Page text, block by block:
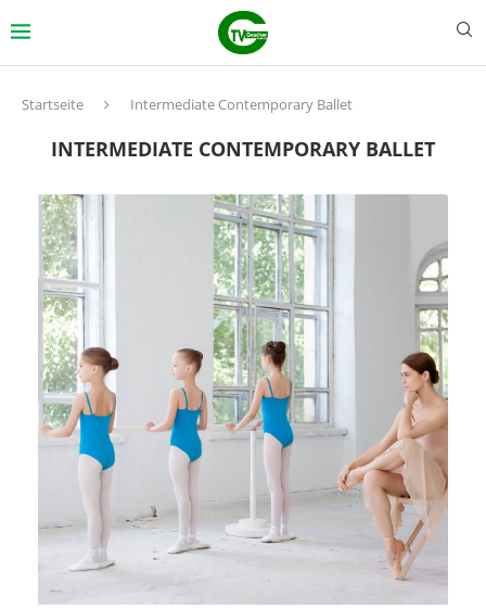
Startseite Intermediate Contemporary Ballet
INTERMEDIATE CONTEMPORARY BALLET